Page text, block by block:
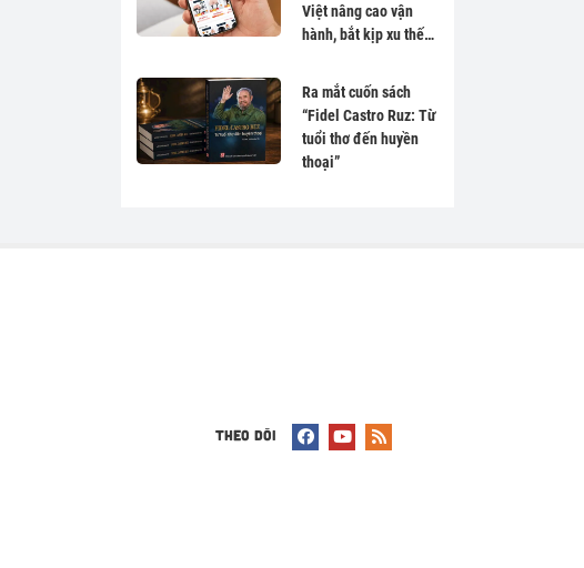
Việt nâng cao vận
hành, bắt kịp xu thế
Ra mắt cuốn sách
“Fidel Castro Ruz: Từ
tuổi thơ đến huyền
thoại”
THEO DÕI